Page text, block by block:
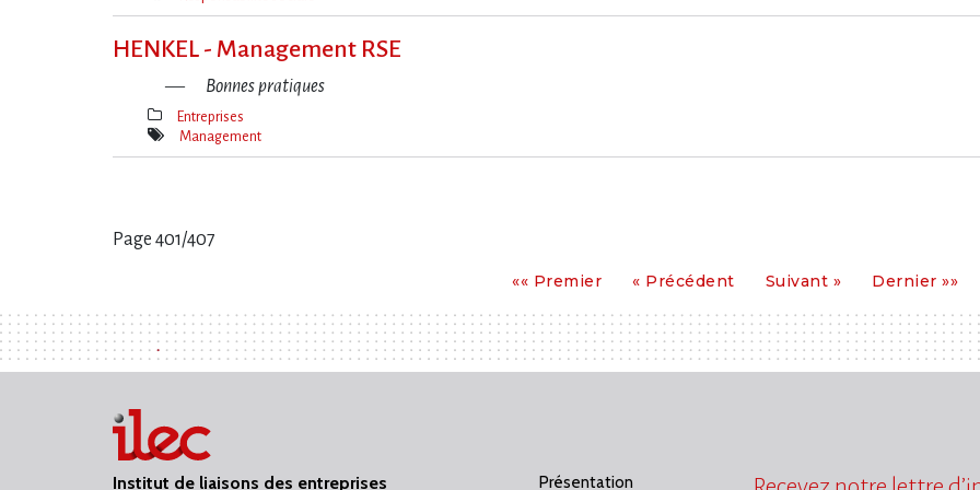
Mot(s)-
HENKEL - Management RSE
Bonnes pratiques
Thèmes(s)
Entreprises
Mot(s)-
Management
Page 401/407
«« PremierPremier
« PrécédentPrécédent
Suivant
Suivant » Dernier
Dernier »»
Institut de liaisons des entreprises Présentation